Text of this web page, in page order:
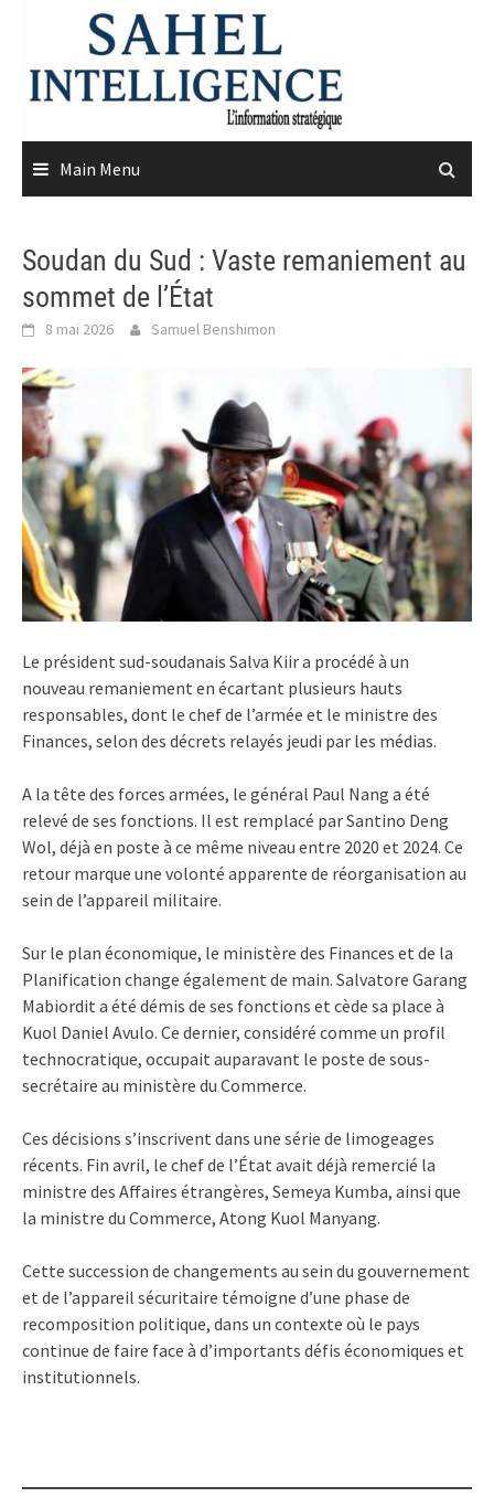
content
Main Menu
Soudan du Sud : Vaste remaniement au
sommet de l’État
8 mai 2026 Samuel Benshimon
Le président sud-soudanais Salva Kiir a procédé à un
nouveau remaniement en écartant plusieurs hauts
responsables, dont le chef de l’armée et le ministre des
Finances, selon des décrets relayés jeudi par les médias.
A la tête des forces armées, le général Paul Nang a été
relevé de ses fonctions. Il est remplacé par Santino Deng
Wol, déjà en poste à ce même niveau entre 2020 et 2024. Ce
retour marque une volonté apparente de réorganisation au
sein de l’appareil militaire.
Sur le plan économique, le ministère des Finances et de la
Planification change également de main. Salvatore Garang
Mabiordit a été démis de ses fonctions et cède sa place à
Kuol Daniel Avulo. Ce dernier, considéré comme un profil
technocratique, occupait auparavant le poste de sous-
secrétaire au ministère du Commerce.
Ces décisions s’inscrivent dans une série de limogeages
récents. Fin avril, le chef de l’État avait déjà remercié la
ministre des Affaires étrangères, Semeya Kumba, ainsi que
la ministre du Commerce, Atong Kuol Manyang.
Cette succession de changements au sein du gouvernement
et de l’appareil sécuritaire témoigne d’une phase de
recomposition politique, dans un contexte où le pays
continue de faire face à d’importants défis économiques et
institutionnels.